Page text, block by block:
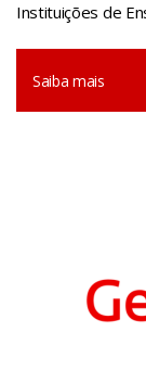
Instituições de
Saiba mais